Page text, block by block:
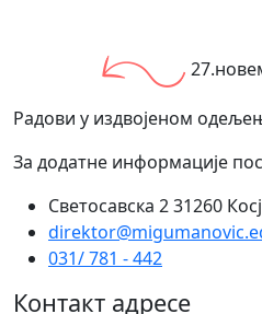
Радови у издвојеном
За додатне информације
Светосавска 2 31260
031/ 781 - 442
Контакт адресе